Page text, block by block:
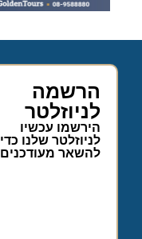
הרשמה
לניוזלטר
הירשמו עכשיו
לניוזלטר שלנו כדי
להשאר מעודכנים